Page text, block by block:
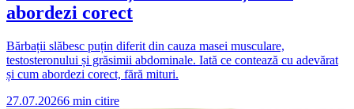
abordezi corect
Bărbații slăbesc puțin diferit din cauza masei musculare,
testosteronului și grăsimii abdominale. Iată ce contează cu adevărat
și cum abordezi corect, fără mituri.
27.07.20266 min citire